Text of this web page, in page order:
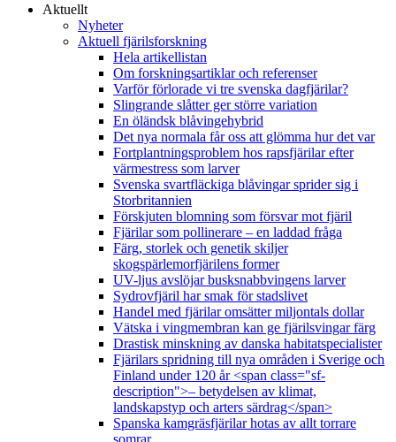
Aktuellt
Nyheter
Aktuell fjärilsforskning
Hela artikellistan
Om forskningsartiklar och referenser
Varför förlorade vi tre svenska dagfjärilar?
Slingrande slåtter ger större variation
En öländsk blåvingehybrid
Det nya normala får oss att glömma hur det var
Fortplantningsproblem hos rapsfjärilar efter
värmestress som larver
Svenska svartfläckiga blåvingar sprider sig i
Storbritannien
Förskjuten blomning som försvar mot fjäril
Fjärilar som pollinerare – en laddad fråga
Färg, storlek och genetik skiljer
skogspärlemorfjärilens former
UV-ljus avslöjar busksnabbvingens larver
Sydrovfjäril har smak för stadslivet
Handel med fjärilar omsätter miljontals dollar
Vätska i vingmembran kan ge fjärilsvingar färg
Drastisk minskning av danska habitatspecialister
Fjärilars spridning till nya områden i Sverige och
Finland under 120 år <span class="sf-
description">– betydelsen av klimat,
landskapstyp och arters särdrag</span>
Spanska kamgräsfjärilar hotas av allt torrare
somrar